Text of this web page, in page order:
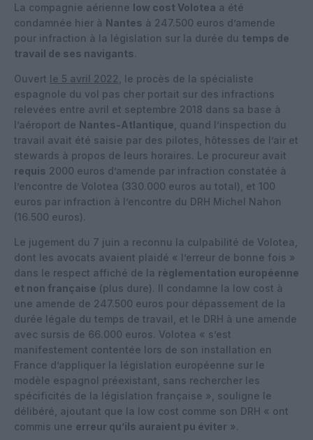
La compagnie aérienne low cost Volotea a été
condamnée hier à Nantes à 247.500 euros d’amende
pour infraction à la législation sur la durée du temps de
travail de ses navigants.
Ouvert le 5 avril 2022
, le procès de la spécialiste
espagnole du vol pas cher portait sur des infractions
relevées entre avril et septembre 2018 dans sa base à
l’aéroport de Nantes-Atlantique , quand l’inspection du
travail avait été saisie par des pilotes, hôtesses de l’air et
stewards à propos de leurs horaires. Le procureur avait
requis 2000 euros d’amende par infraction constatée à
l’encontre de Volotea (330.000 euros au total), et 100
euros par infraction à l’encontre du DRH Michel Nahon
(16.500 euros).
Le jugement du 7 juin a reconnu la culpabilité de Volotea,
dont les avocats avaient plaidé « l’erreur de bonne fois »
dans le respect affiché de la règlementation européenne
et non française (plus dure). Il condamne la low cost à
une amende de 247.500 euros pour dépassement de la
durée légale du temps de travail, et le DRH à une amende
avec sursis de 66.000 euros. Volotea « s’est
manifestement contentée lors de son installation en
France d’appliquer la législation européenne sur le
modèle espagnol préexistant, sans rechercher les
spécificités de la législation française », souligne le
délibéré, ajoutant que la low cost comme son DRH « ont
commis une erreur qu’ils auraient pu éviter ».